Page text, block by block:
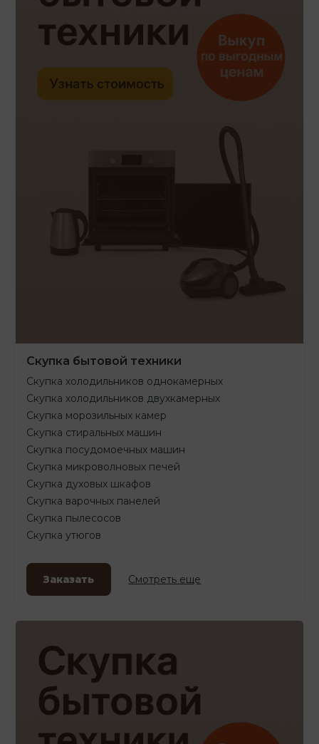
Скупка бытовой техники
Скупка холодильников однокамерных
Скупка холодильников двухкамерных
Скупка морозильных камер
Скупка стиральных машин
Скупка посудомоечных машин
Скупка микроволновых печей
Скупка духовых шкафов
Скупка варочных панелей
Скупка пылесосов
Скупка утюгов
Заказать Смотреть еще